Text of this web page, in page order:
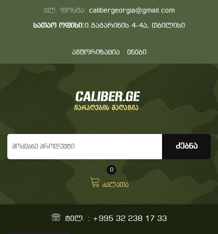
ელ. ფოსტა: calibergeorgia@gmail.com
სათაო ოფისი:ი.გაგარინის 4-4ა, თბილისი
ავტორიზაცია ენები
0
კალათა
ტელ. : +995 32 238 17 33